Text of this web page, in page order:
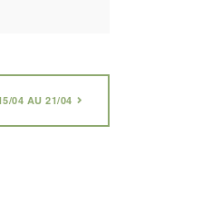
04 AU 21/04